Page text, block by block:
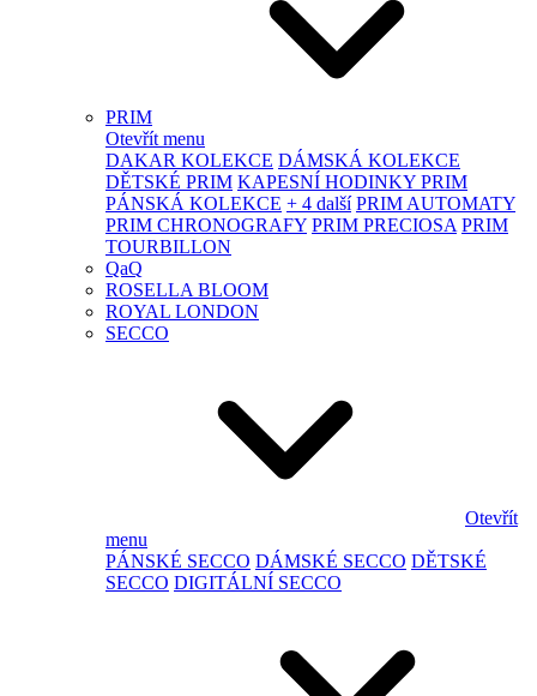
PRIM
Otevřít menu
DAKAR KOLEKCE DÁMSKÁ KOLEKCE
DĚTSKÉ PRIM KAPESNÍ HODINKY PRIM
PÁNSKÁ KOLEKCE + 4 další PRIM AUTOMATY
PRIM CHRONOGRAFY PRIM PRECIOSA PRIM
TOURBILLON
QaQ
ROSELLA BLOOM
ROYAL LONDON
SECCO
Otevřít
menu
PÁNSKÉ SECCO DÁMSKÉ SECCO DĚTSKÉ
SECCO DIGITÁLNÍ SECCO